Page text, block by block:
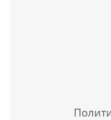
Шайка 5л. с